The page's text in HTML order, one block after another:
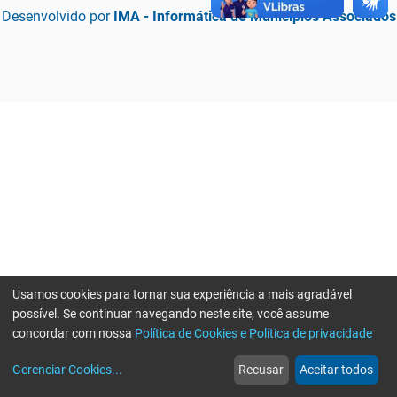
Desenvolvido por IMA - Informática de Municípios Associados
web
Notícias
more_horiz
Mais
Usamos cookies para tornar sua experiência a mais agradável
possível. Se continuar navegando neste site, você assume
concordar com nossa Política de Cookies e Política de privacidade
Gerenciar Cookies... Recusar Aceitar todos
Erro ao enviar informações, por favor tente novamente